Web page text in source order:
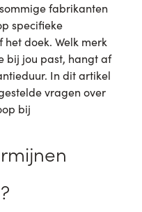
fabrikanten
specifieke
doek. Welk merk
bij jou past, hangt af
In dit artikel
vragen over
bij